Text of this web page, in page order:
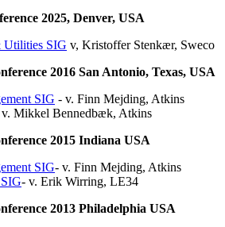
2025, Denver, USA
Utilities SIG v, Kristoffer Stenkær, Sweco
2016 San Antonio, Texas, USA
SIG - v. Finn Mejding, Atkins
Mikkel Bennedbæk, Atkins
2015 Indiana USA
SIG- v. Finn Mejding, Atkins
- v. Erik Wirring, LE34
2013 Philadelphia USA